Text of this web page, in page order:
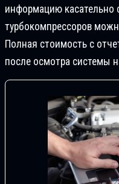
информацию касательно
турбокомпрессоров
Полная стоимость с
после осмотра системы